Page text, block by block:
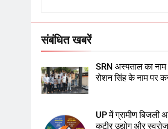
संबंधित खबरें
SRN अस्पताल का
रोशन सिंह के नाम पर
UP में ग्रामीण बिजली
कुटीर उद्योग और